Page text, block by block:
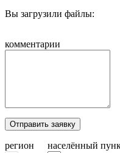
Вы загрузили файлы:
комментарии
Отправить заявку
регион населённый